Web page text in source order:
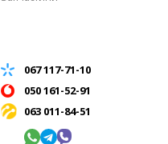
067 117-71-10
050 161-52-91
063 011-84-51